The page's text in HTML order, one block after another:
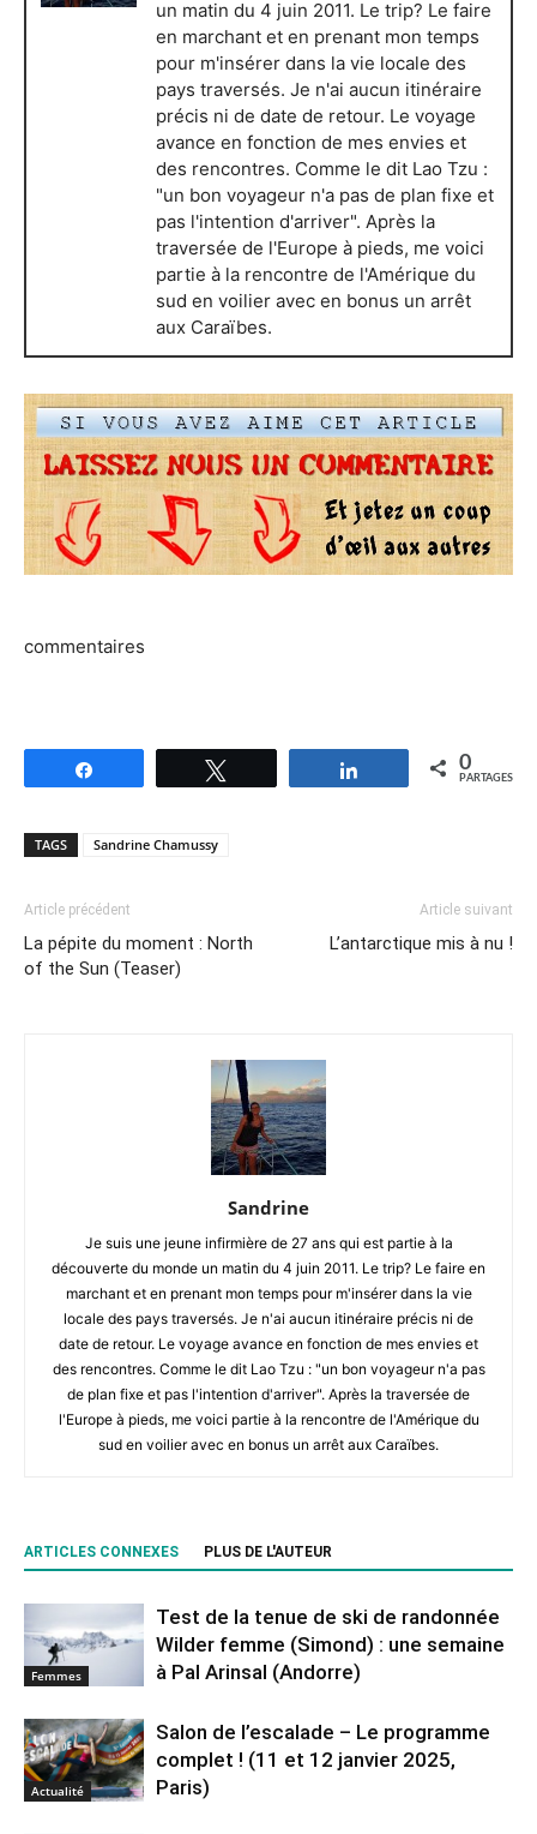
un matin du 4 juin 2011. Le trip? Le faire
en marchant et en prenant mon temps
pour m'insérer dans la vie locale des
pays traversés. Je n'ai aucun itinéraire
précis ni de date de retour. Le voyage
avance en fonction de mes envies et
des rencontres. Comme le dit Lao Tzu :
"un bon voyageur n'a pas de plan fixe et
pas l'intention d'arriver". Après la
traversée de l'Europe à pieds, me voici
partie à la rencontre de l'Amérique du
sud en voilier avec en bonus un arrêt
aux Caraïbes.
commentaires
Partagez 0
PARTAGES
TAGS Sandrine Chamussy
Article précédent
La pépite du moment : North
of the Sun (Teaser)
Article suivant
L’antarctique mis à nu !
Sandrine
Je suis une jeune infirmière de 27 ans qui est partie à la
découverte du monde un matin du 4 juin 2011. Le trip? Le faire en
marchant et en prenant mon temps pour m'insérer dans la vie
locale des pays traversés. Je n'ai aucun itinéraire précis ni de
date de retour. Le voyage avance en fonction de mes envies et
des rencontres. Comme le dit Lao Tzu : "un bon voyageur n'a pas
de plan fixe et pas l'intention d'arriver". Après la traversée de
l'Europe à pieds, me voici partie à la rencontre de l'Amérique du
sud en voilier avec en bonus un arrêt aux Caraïbes.
ARTICLES CONNEXES PLUS DE L'AUTEUR
Femmes
Test de la tenue de ski de randonnée
Wilder femme (Simond) : une semaine
à Pal Arinsal (Andorre)
Actualité
Salon de l’escalade – Le programme
complet ! (11 et 12 janvier 2025,
Paris)